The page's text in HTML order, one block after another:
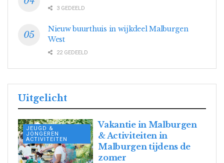
3 GEDEELD
Nieuw buurthuis in wijkdeel Malburgen
West
22 GEDEELD
Uitgelicht
JEUGD &
JONGEREN
ACTIVITEITEN
Vakantie in Malburgen
& Activiteiten in
Malburgen tijdens de
zomer